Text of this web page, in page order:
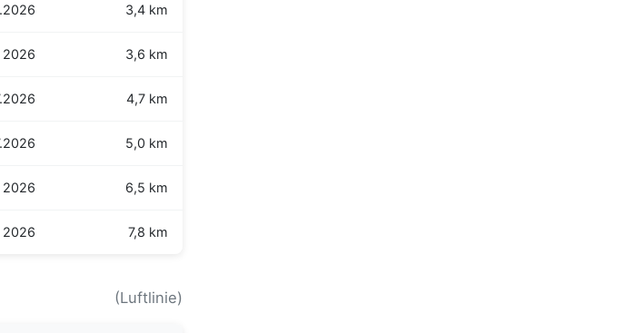
3,4 km
2026 3,6 km
4,7 km
5,0 km
2026 6,5 km
2026 7,8 km
(Luftlinie)